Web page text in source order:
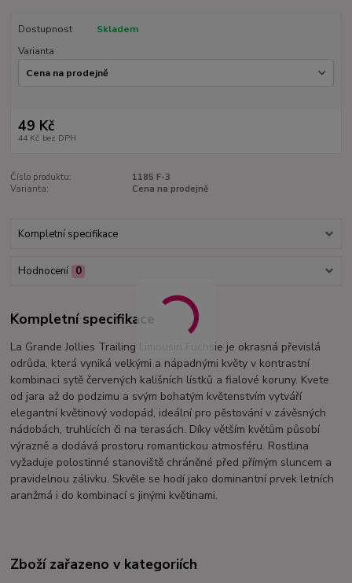
Dostupnost
Skladem
Varianta
49 Kč
44 Kč bez DPH
Číslo produktu:
1185 F-3
Varianta:
Cena na prodejně
Kompletní specifikace
Hodnocení 0
Kompletní specifikace
La Grande Jollies Trailing Limousin Fuchsie je okrasná převislá
odrůda, která vyniká velkými a nápadnými květy v kontrastní
kombinaci sytě červených kališních lístků a fialové koruny. Kvete
od jara až do podzimu a svým bohatým květenstvím vytváří
elegantní květinový vodopád, ideální pro pěstování v závěsných
nádobách, truhlících či na terasách. Díky větším květům působí
výrazně a dodává prostoru romantickou atmosféru. Rostlina
vyžaduje polostinné stanoviště chráněné před přímým sluncem a
pravidelnou zálivku. Skvěle se hodí jako dominantní prvek letních
aranžmá i do kombinací s jinými květinami.
Zboží zařazeno v kategoriích